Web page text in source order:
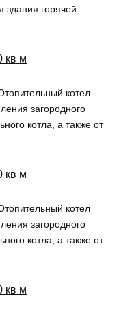
здания горячей
кв м
котел
загородного
котла, а также от
кв м
котел
загородного
котла, а также от
кв м